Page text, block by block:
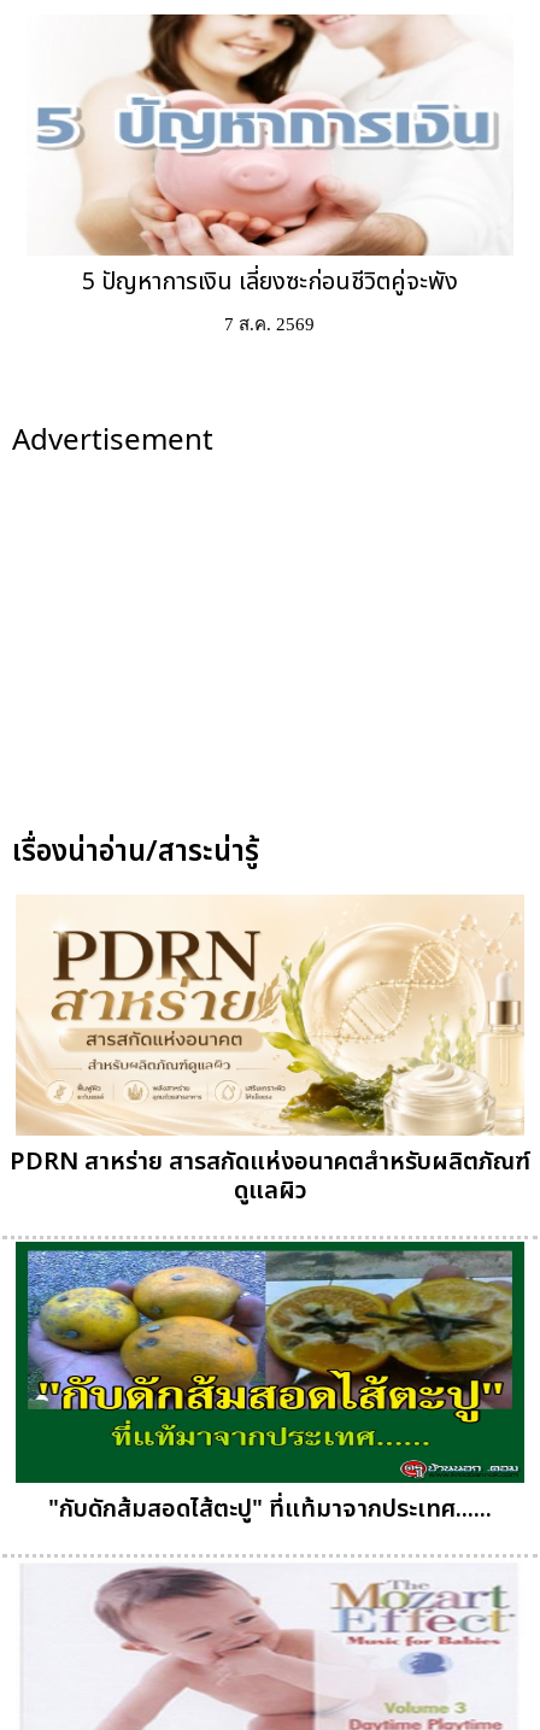
5 ปัญหาการเงิน เลี่ยงซะก่อนชีวิตคู่จะพัง
7 ส.ค. 2569
Advertisement
เรื่องน่าอ่าน/สาระน่ารู้
PDRN สาหร่าย สารสกัดแห่งอนาคตสำหรับผลิตภัณฑ์
ดูแลผิว
"กับดักส้มสอดไส้ตะปู" ที่แท้มาจากประเทศ......